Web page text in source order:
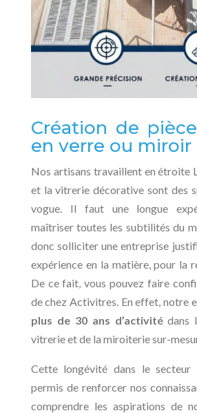
Création de
en verre ou miroir
Nos artisans travaillent en étroite
et la vitrerie décorative sont des
vogue. Il faut une longue
maîtriser toutes les subtilités du
donc solliciter une entreprise
expérience en la matière, pour la
De ce fait, vous pouvez faire
de chez Activitres. En effet, notre
plus de 30 ans d’activitédans
vitrerie et de la miroiterie sur-
Cette longévité dans le secteur
permis de renforcer nos
comprendre les aspirations de